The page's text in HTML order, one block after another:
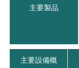
主要製品
主要設備概